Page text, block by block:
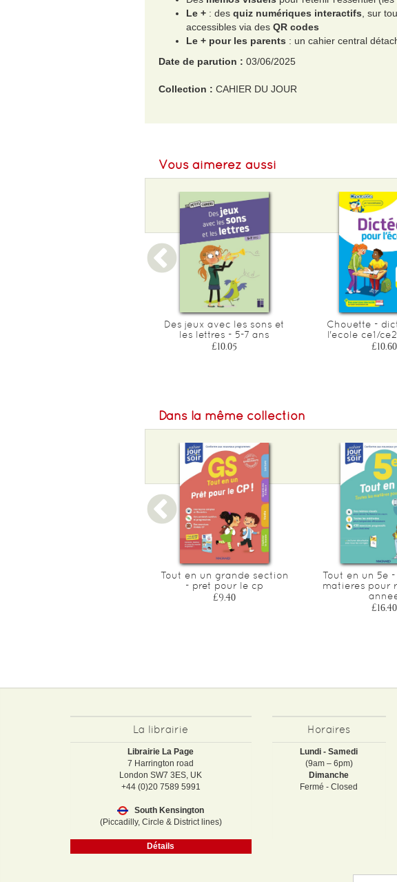
Le +: des quiz numériques interactifs , sur
accessibles via des QR codes
Le + pour les parents : un cahier central
Date de parution : 03/06/2025
Collection : CAHIER DU JOUR
Format L :220
Poids :150 g
Epaisseur :4
Vous aimerez aussi
Des jeux avec les sons et
les lettres - 5-7 ans
£10.05
Chouette -
l'ecole ce1/
£10.60
Dans la même collection
Tout en un grande section
- pret pour le cp
£9.40
Tout en un 5e
matieres pour
£16.40
La librairie
Librairie La Page
7 Harrington road
London SW7 3ES, UK
+44 (0)20 7589 5991
South Kensington
(Piccadilly, Circle & District lines)
Détails
Horaires
Lundi - Samedi
(9am – 6pm)
Dimanche
Fermé - Closed